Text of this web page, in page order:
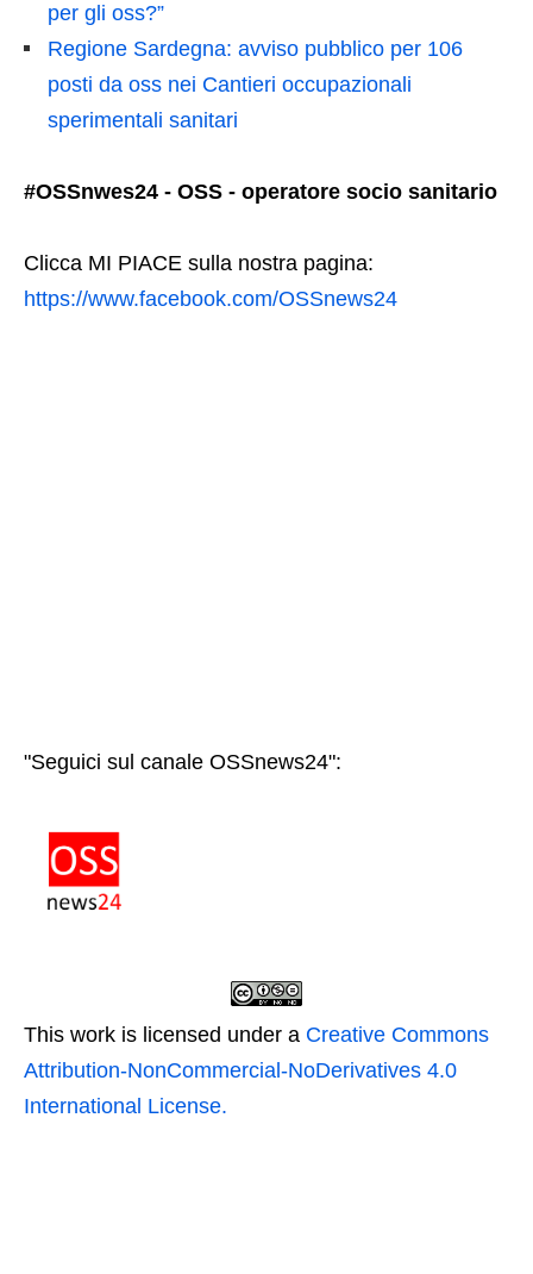
per gli oss?”
Regione Sardegna: avviso pubblico per 106
posti da oss nei Cantieri occupazionali
sperimentali sanitari
#OSSnwes24 - OSS - operatore socio sanitario
Clicca MI PIACE sulla nostra pagina:
https://www.facebook.com/OSSnews24
"Seguici sul canale OSSnews24":
This work is licensed under a Creative Commons
Attribution-NonCommercial-NoDerivatives 4.0
International License.